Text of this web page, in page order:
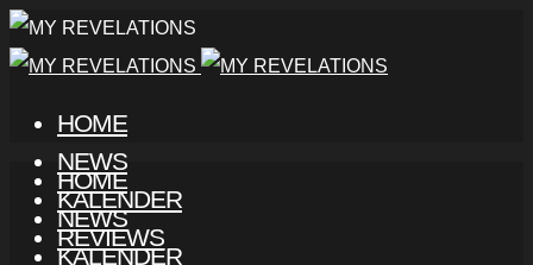
HOME
NEWS
KALENDER
REVIEWS
HOME
NEWS
KALENDER